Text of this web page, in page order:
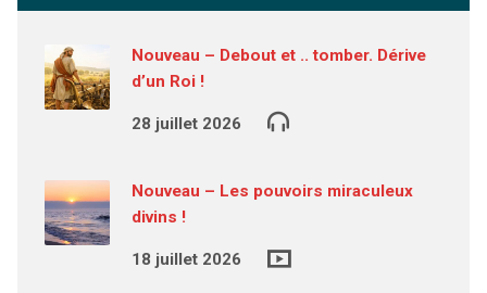
Nouveau – Debout et .. tomber. Dérive
d’un Roi !
28 juillet 2026
Nouveau – Les pouvoirs miraculeux
divins !
18 juillet 2026